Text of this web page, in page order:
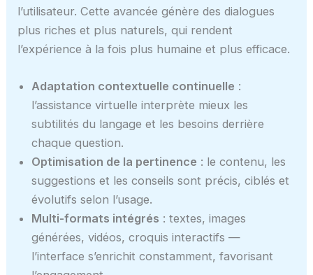
l’utilisateur. Cette avancée génère des dialogues
plus riches et plus naturels, qui rendent
l’expérience à la fois plus humaine et plus efficace.
Adaptation contextuelle continuelle :
l’assistance virtuelle interprète mieux les
subtilités du langage et les besoins derrière
chaque question.
Optimisation de la pertinence : le contenu, les
suggestions et les conseils sont précis, ciblés et
évolutifs selon l’usage.
Multi-formats intégrés : textes, images
générées, vidéos, croquis interactifs —
l’interface s’enrichit constamment, favorisant